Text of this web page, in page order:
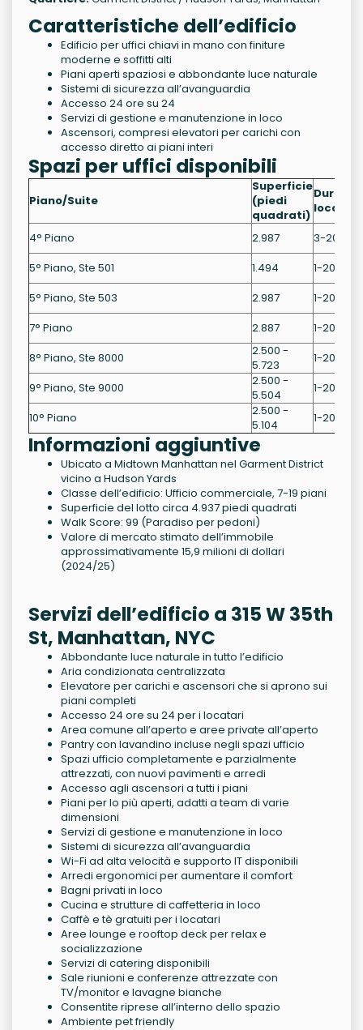
Caratteristiche dell’edificio
Edificio per uffici chiavi in mano con finiture
moderne e soffitti alti
Piani aperti spaziosi e abbondante luce naturale
Sistemi di sicurezza all’avanguardia
Accesso 24 ore su 24
Servizi di gestione e manutenzione in loco
Ascensori, compresi elevatori per carichi con
accesso diretto ai piani interi
Spazi per uffici disponibili
Piano/Suite
Superficie
(piedi
quadrati)
Durata
4° Piano
2.987
3-20 Anni
5° Piano, Ste 501
1.494
1-20 Anni
5° Piano, Ste 503
2.987
1-20 Anni
7° Piano
2.887
1-20 Anni
8° Piano, Ste 8000
2.500 -
5.723
1-20 Anni
9° Piano, Ste 9000
2.500 -
5.504
1-20 Anni
10° Piano
2.500 -
5.104
1-20 Anni
Informazioni aggiuntive
Ubicato a Midtown Manhattan nel Garment District
vicino a Hudson Yards
Classe dell’edificio: Ufficio commerciale, 7-19 piani
Superficie del lotto circa 4.937 piedi quadrati
Walk Score: 99 (Paradiso per pedoni)
Valore di mercato stimato dell’immobile
approssimativamente 15,9 milioni di dollari
(2024/25)
Servizi dell’edificio a 315 W 35th
St, Manhattan, NYC
Abbondante luce naturale in tutto l’edificio
Aria condizionata centralizzata
Elevatore per carichi e ascensori che si aprono sui
piani completi
Accesso 24 ore su 24 per i locatari
Area comune all’aperto e aree private all’aperto
Pantry con lavandino incluse negli spazi ufficio
Spazi ufficio completamente e parzialmente
attrezzati, con nuovi pavimenti e arredi
Accesso agli ascensori a tutti i piani
Piani per lo più aperti, adatti a team di varie
dimensioni
Servizi di gestione e manutenzione in loco
Sistemi di sicurezza all’avanguardia
Wi-Fi ad alta velocità e supporto IT disponibili
Arredi ergonomici per aumentare il comfort
Bagni privati in loco
Cucina e strutture di caffetteria in loco
Caffè e tè gratuiti per i locatari
Aree lounge e rooftop deck per relax e
socializzazione
Servizi di catering disponibili
Sale riunioni e conferenze attrezzate con
TV/monitor e lavagne bianche
Consentite riprese all’interno dello spazio
Ambiente pet friendly